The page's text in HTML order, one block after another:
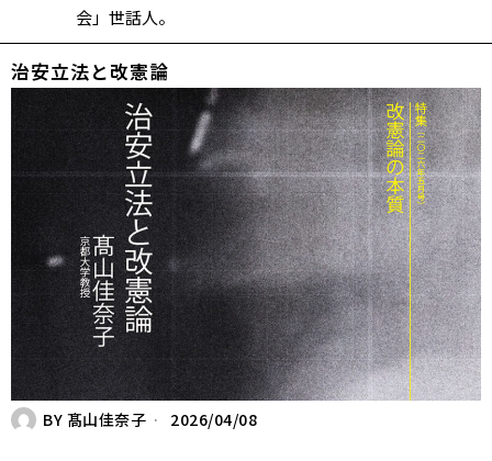
会」世話人。
治安立法と改憲論
BY 髙山佳奈子 2026/04/08